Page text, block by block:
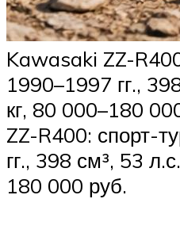
Kawasaki ZZ-
1990–1997 гг.,
кг, 80 000–180
ZZ-R400: спорт-
гг., 398 см³, 53
180 000 руб.